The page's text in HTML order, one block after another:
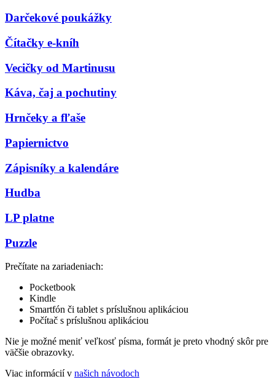
Darčekové poukážky
Čítačky e-kníh
Vecičky od Martinusu
Káva, čaj a pochutiny
Hrnčeky a fľaše
Papiernictvo
Zápisníky a kalendáre
Hudba
LP platne
Puzzle
Prečítate na zariadeniach:
Pocketbook
Kindle
Smartfón či tablet s príslušnou aplikáciou
Počítač s príslušnou aplikáciou
Nie je možné meniť veľkosť písma, formát je preto vhodný skôr pre
väčšie obrazovky.
Viac informácií v našich návodoch